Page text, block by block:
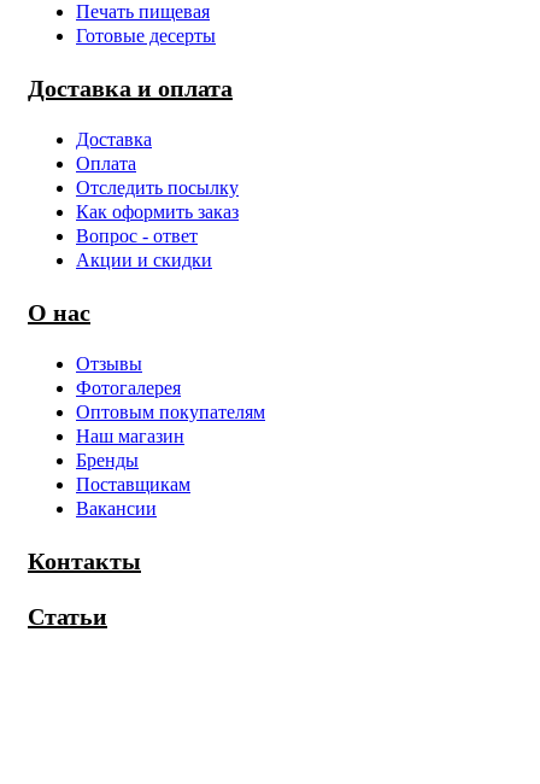
Печать пищевая
Готовые десерты
Доставка и оплата
Доставка
Оплата
Отследить посылку
Как оформить заказ
Вопрос - ответ
Акции и скидки
О нас
Отзывы
Фотогалерея
Оптовым покупателям
Наш магазин
Бренды
Поставщикам
Вакансии
Контакты
Статьи